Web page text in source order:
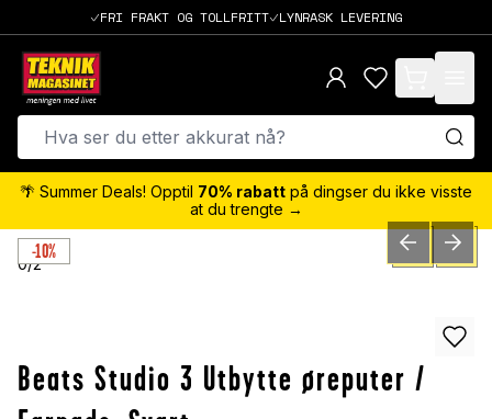
FRI FRAKT OG TOLLFRITT LYNRASK LEVERING
items in cart,
🌴 Summer Deals! Opptil 70% rabatt på dingser du ikke visste
at du trengte →
-10%
0/2 PREVIOUSNEXT
Beats Studio 3 Utbytte øreputer /